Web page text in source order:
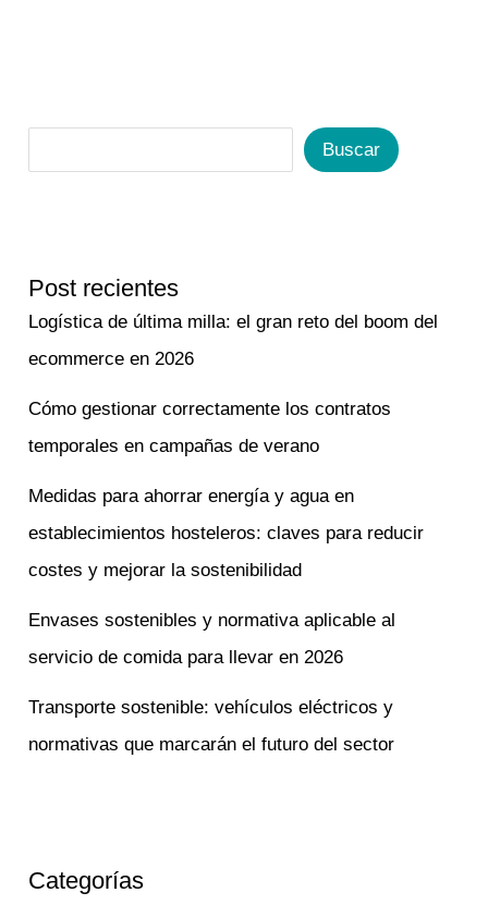
Buscar
Post recientes
Logística de última milla: el gran reto del boom del
ecommerce en 2026
Cómo gestionar correctamente los contratos
temporales en campañas de verano
Medidas para ahorrar energía y agua en
establecimientos hosteleros: claves para reducir
costes y mejorar la sostenibilidad
Envases sostenibles y normativa aplicable al
servicio de comida para llevar en 2026
Transporte sostenible: vehículos eléctricos y
normativas que marcarán el futuro del sector
Categorías